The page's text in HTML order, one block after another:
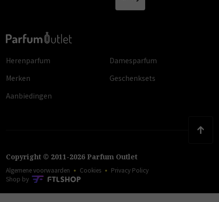
Herenparfum
Damesparfum
Merken
Geschenksets
Aanbiedingen
Copyright © 2011-2026 Parfum Outlet
Algemene voorwaarden Cookies
Privacy Policy
Shop by